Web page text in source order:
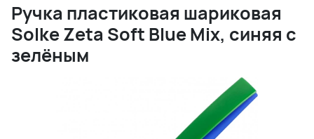
Ручка пластиковая шариковая
Solke Zeta Soft Blue Mix, синяя с
зелёным